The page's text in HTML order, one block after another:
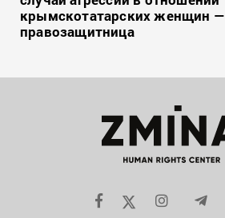
крымскотатарских женщин —
правозащитница